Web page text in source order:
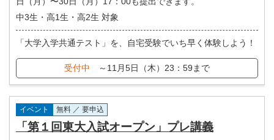
中3生・高1生・高2生 対象
「大学入学共通テスト」を、自宅受験でいち早く体験しよう！
受付中 ～11月5日（木）23：59まで
イベント 無料 ／ 要申込
「第１回東大入試オープン」プレ講義